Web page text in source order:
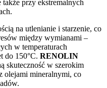
przy ekstremalnych
na utlenianie i starzenie, co
między wymianami –
w temperaturach
do 150°C. RENOLIN
skuteczność w szerokim
olejami mineralnymi, co